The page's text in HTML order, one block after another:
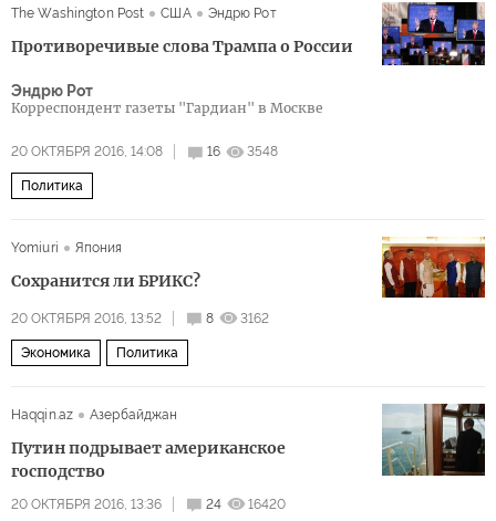
The Washington Post США Эндрю Рот
Противоречивые слова Трампа о России
Эндрю Рот
Корреспондент газеты "Гардиан" в Москве
20 ОКТЯБРЯ 2016, 14:08 16 3548
Политика
Yomiuri Япония
Сохранится ли БРИКС?
20 ОКТЯБРЯ 2016, 13:52 8 3162
Экономика Политика
Haqqin.az Азербайджан
Путин подрывает американское
господство
20 ОКТЯБРЯ 2016, 13:36 24 16420